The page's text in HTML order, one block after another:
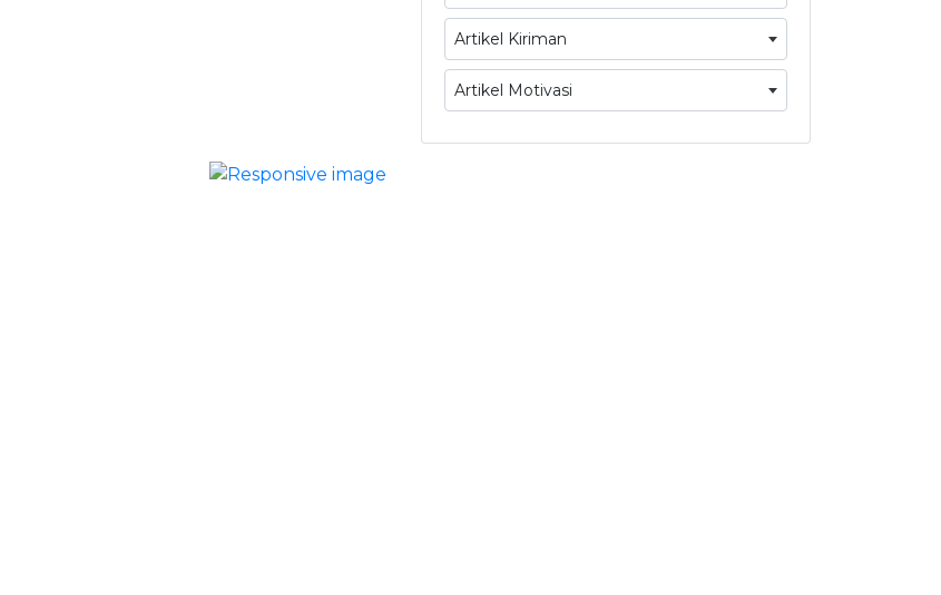
Artikel Kiriman
Artikel Motivasi